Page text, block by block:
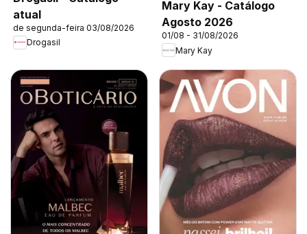
atual
de segunda-feira 03/08/2026
Drogasil
Mary Kay - Catálogo
Agosto 2026
01/08 - 31/08/2026
Mary Kay